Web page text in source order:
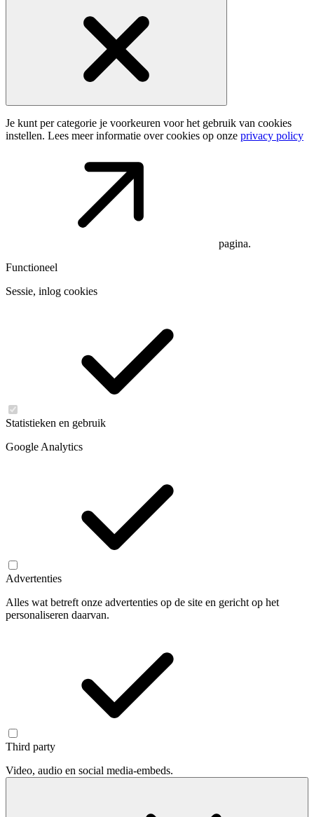
Je kunt per categorie je voorkeuren voor het gebruik van cookies
instellen. Lees meer informatie over cookies op onze privacy policy
pagina.
Functioneel
Sessie, inlog cookies
Statistieken en gebruik
Google Analytics
Advertenties
Alles wat betreft onze advertenties op de site en gericht op het
personaliseren daarvan.
Third party
Video, audio en social media-embeds.